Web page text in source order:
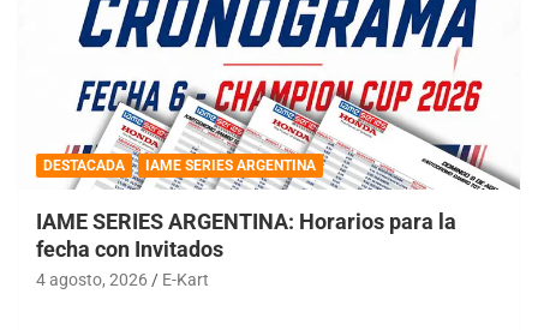
DESTACADA IAME SERIES ARGENTINA
IAME SERIES ARGENTINA: Horarios para la
fecha con Invitados
4 agosto, 2026 E-Kart